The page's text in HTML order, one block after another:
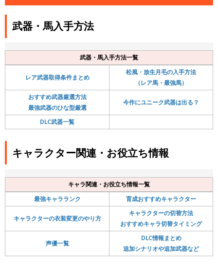
武器・馬入手方法
武器・馬入手方法一覧
レア武器取得条件まとめ
松風・放生月毛の入手方法
（レア馬・最強馬）
おすすめ武器厳選方法
最強武器のひな型厳選
今作にユニーク武器は出る？
DLC武器一覧
キャラクター関連・お役立ち情報
キャラ関連・お役立ち情報一覧
最強キャラランク
育成おすすめキャラクター
キャラクターの衣装変更のやり方
キャラクターの切替方法
おすすめキャラ切替タイミング
声優一覧
DLC情報まとめ
追加シナリオや追加武器など